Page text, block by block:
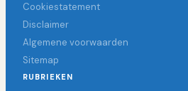
Cookiestatement
Disclaimer
Algemene voorwaarden
Sitemap
RUBRIEKEN